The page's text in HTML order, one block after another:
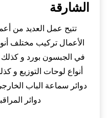
الشارقة
تتيح عمل العديد من
الأعمال تركيب مختلف
في الجبسون بورد و
أنواع لوحات التوزيع و
دوائر سماعة الباب
دوائر